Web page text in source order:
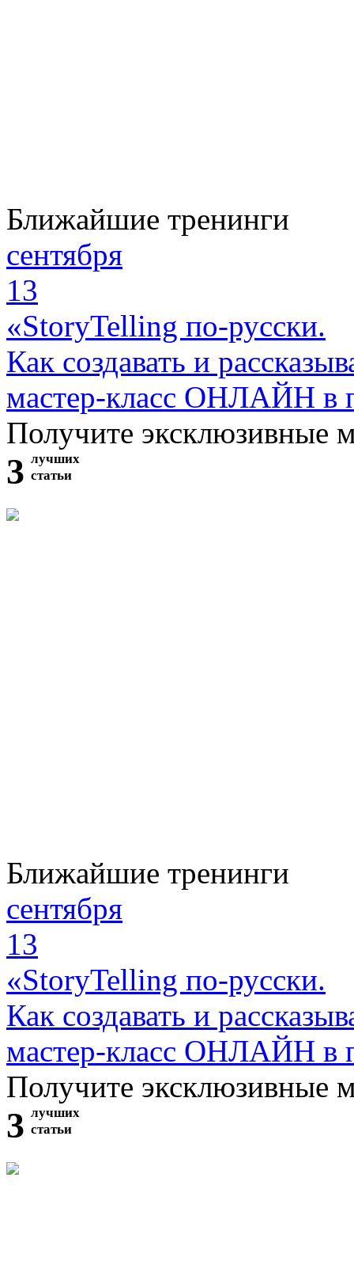
Ближайшие тренинги
сентября
13
«StoryTelling по-русски.
Как создавать и
мастер-класс ОНЛАЙН в
Получите эксклюзивные
3 лучших
статьи
Ближайшие тренинги
сентября
13
«StoryTelling по-русски.
Как создавать и
мастер-класс ОНЛАЙН в
Получите эксклюзивные
3 лучших
статьи